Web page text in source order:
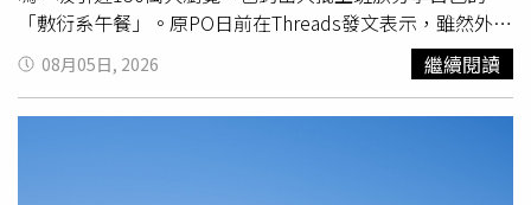
來滋陰潤肺，多吃蓮藕、蘿蔔、百合等物來保健身體，無病
亂補是會擾亂身體內部節奏，而且補藥吃太多小心變成毒
藥。藥物和食物既然有保健治療作用，亦有一定的副作用，
久服多服會影響體內的營養平衡。尤其是老年人，不但各臟
「敷衍系午餐」。原PO日前在Threads發文表示，雖然外食
價格不便宜，也希望吃得相對健康，因此仍堅持自己帶便
當，不過每天工作結束後都累得筋疲力盡，備餐內容也愈來
愈簡單。她笑說，自己最近的便當甚至只剩皮蛋、板豆腐及
08月05日, 2026 繼續閱讀